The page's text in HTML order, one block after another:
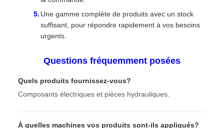
Une gamme complète de produits avec un stock
suffisant, pour répondre rapidement à vos besoins
urgents.
Questions fréquemment posées
Quels produits fournissez-vous?
Composants électriques et pièces hydrauliques.
À quelles machines vos produits sont-ils appliqués?